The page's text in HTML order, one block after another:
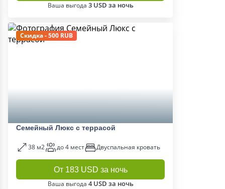
Ваша выгода 3 USD за ночь
Скидка - 500 RUB
Семейный Люкс с террасой
38 м2 до 4 мест Двуспальная кровать
От 183 USD за ночь
Ваша выгода 4 USD за ночь